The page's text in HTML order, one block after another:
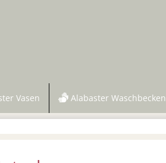
Vasen Alabaster Waschbecken